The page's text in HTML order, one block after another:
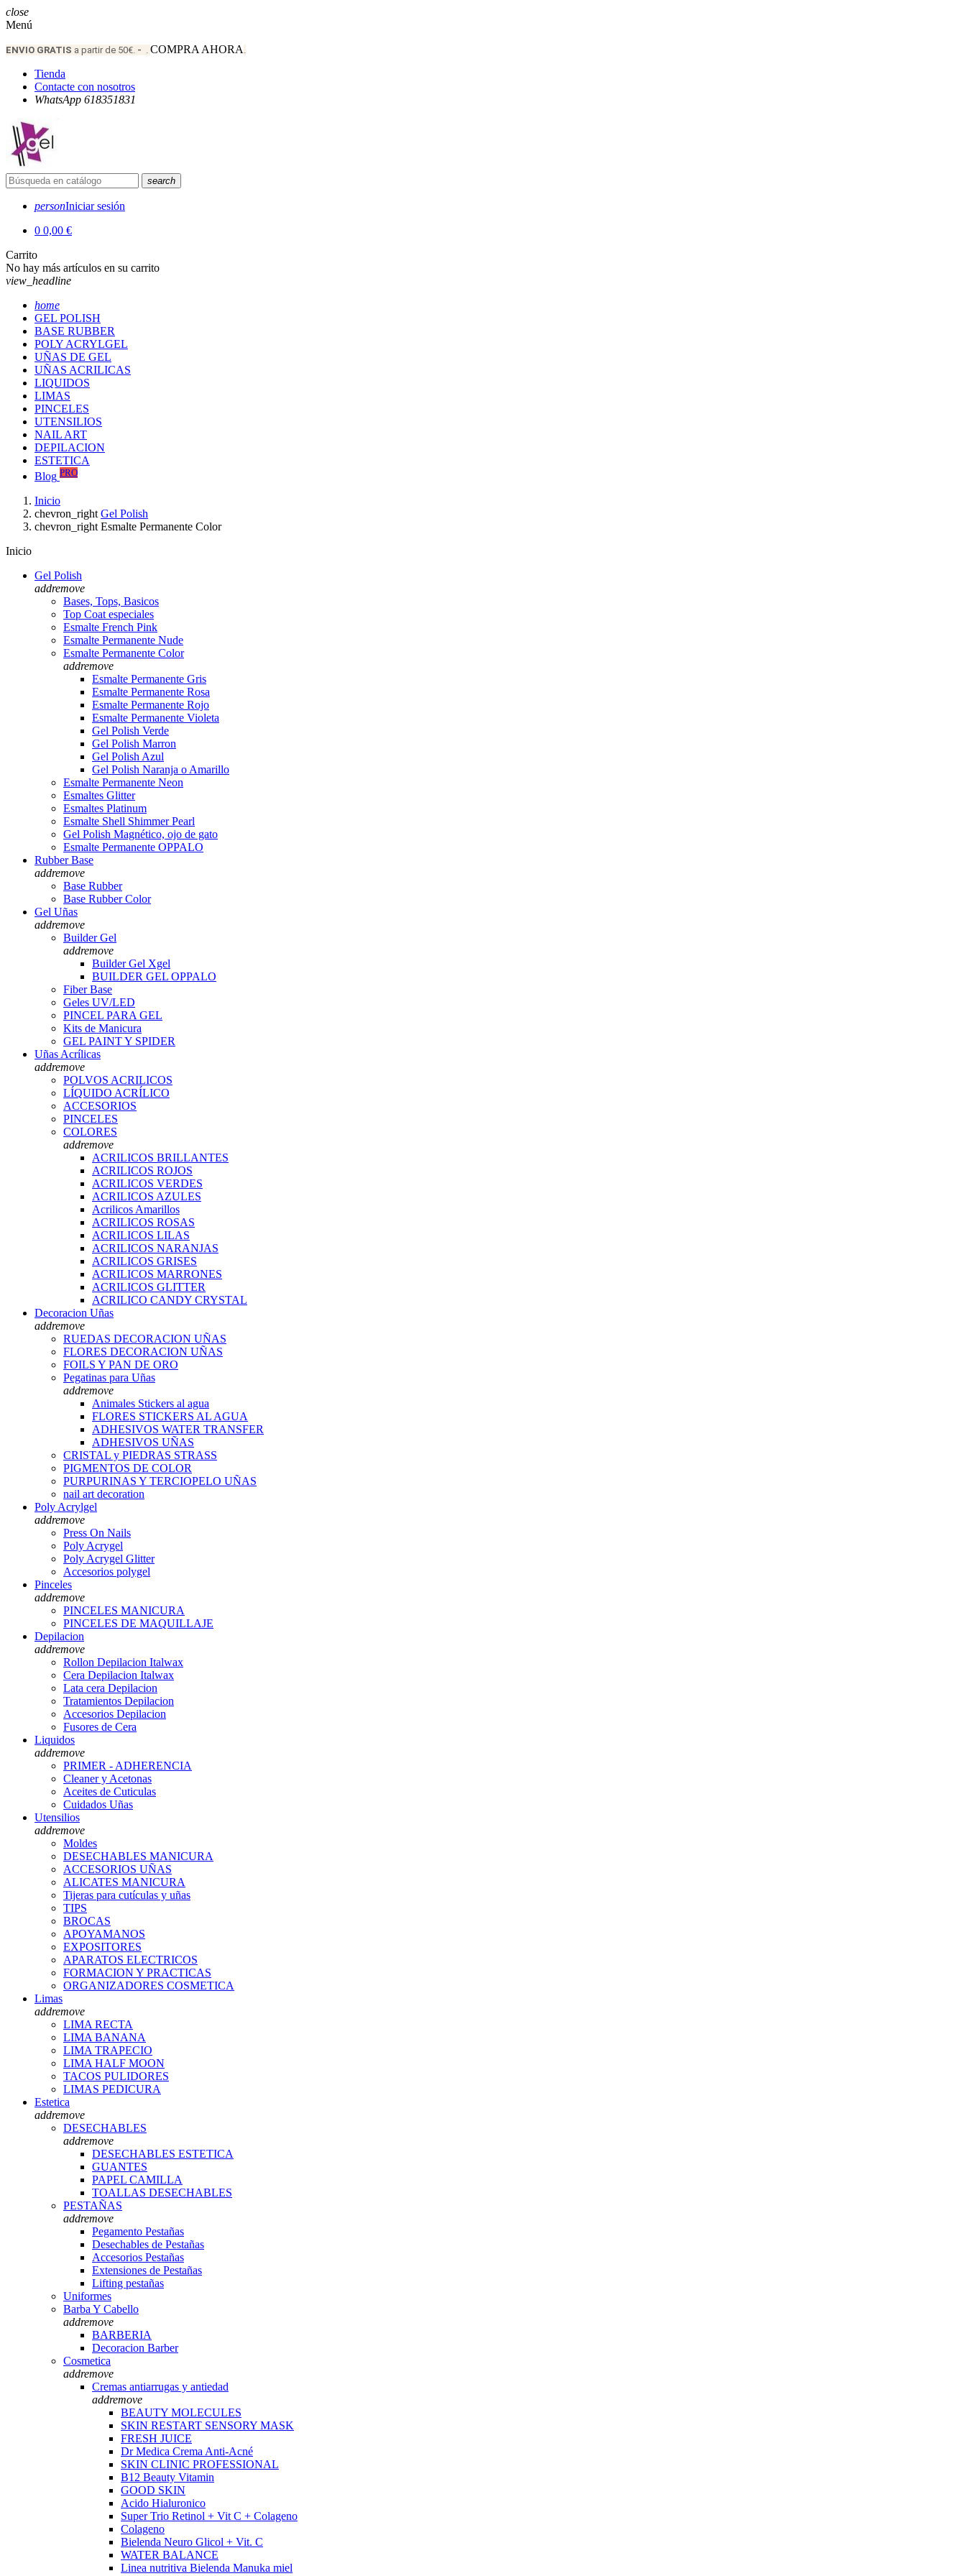
close
Menú
ENVIO GRATIS a partir de 50€. - . COMPRA AHORA .
Tienda
Contacte con nosotros
WhatsApp 618351831
search
personIniciar sesión
0 0,00 €
Carrito
No hay más artículos en su carrito
view_headline
home
GEL POLISH
BASE RUBBER
POLY ACRYLGEL
UÑAS DE GEL
UÑAS ACRILICAS
LIQUIDOS
LIMAS
PINCELES
UTENSILIOS
NAIL ART
DEPILACION
ESTETICA
Blog PRO
Inicio
chevron_right Gel Polish
chevron_right Esmalte Permanente Color
Inicio
Gel Polish
addremove
Bases, Tops, Basicos
Top Coat especiales
Esmalte French Pink
Esmalte Permanente Nude
Esmalte Permanente Color
addremove
Esmalte Permanente Gris
Esmalte Permanente Rosa
Esmalte Permanente Rojo
Esmalte Permanente Violeta
Gel Polish Verde
Gel Polish Marron
Gel Polish Azul
Gel Polish Naranja o Amarillo
Esmalte Permanente Neon
Esmaltes Glitter
Esmaltes Platinum
Esmalte Shell Shimmer Pearl
Gel Polish Magnético, ojo de gato
Esmalte Permanente OPPALO
Rubber Base
addremove
Base Rubber
Base Rubber Color
Gel Uñas
addremove
Builder Gel
addremove
Builder Gel Xgel
BUILDER GEL OPPALO
Fiber Base
Geles UV/LED
PINCEL PARA GEL
Kits de Manicura
GEL PAINT Y SPIDER
Uñas Acrílicas
addremove
POLVOS ACRILICOS
LÍQUIDO ACRÍLICO
ACCESORIOS
PINCELES
COLORES
addremove
ACRILICOS BRILLANTES
ACRILICOS ROJOS
ACRILICOS VERDES
ACRILICOS AZULES
Acrilicos Amarillos
ACRILICOS ROSAS
ACRILICOS LILAS
ACRILICOS NARANJAS
ACRILICOS GRISES
ACRILICOS MARRONES
ACRILICOS GLITTER
ACRILICO CANDY CRYSTAL
Decoracion Uñas
addremove
RUEDAS DECORACION UÑAS
FLORES DECORACION UÑAS
FOILS Y PAN DE ORO
Pegatinas para Uñas
addremove
Animales Stickers al agua
FLORES STICKERS AL AGUA
ADHESIVOS WATER TRANSFER
ADHESIVOS UÑAS
CRISTAL y PIEDRAS STRASS
PIGMENTOS DE COLOR
PURPURINAS Y TERCIOPELO UÑAS
nail art decoration
Poly Acrylgel
addremove
Press On Nails
Poly Acrygel
Poly Acrygel Glitter
Accesorios polygel
Pinceles
addremove
PINCELES MANICURA
PINCELES DE MAQUILLAJE
Depilacion
addremove
Rollon Depilacion Italwax
Cera Depilacion Italwax
Lata cera Depilacion
Tratamientos Depilacion
Accesorios Depilacion
Fusores de Cera
Liquidos
addremove
PRIMER - ADHERENCIA
Cleaner y Acetonas
Aceites de Cuticulas
Cuidados Uñas
Utensilios
addremove
Moldes
DESECHABLES MANICURA
ACCESORIOS UÑAS
ALICATES MANICURA
Tijeras para cutículas y uñas
TIPS
BROCAS
APOYAMANOS
EXPOSITORES
APARATOS ELECTRICOS
FORMACION Y PRACTICAS
ORGANIZADORES COSMETICA
Limas
addremove
LIMA RECTA
LIMA BANANA
LIMA TRAPECIO
LIMA HALF MOON
TACOS PULIDORES
LIMAS PEDICURA
Estetica
addremove
DESECHABLES
addremove
DESECHABLES ESTETICA
GUANTES
PAPEL CAMILLA
TOALLAS DESECHABLES
PESTAÑAS
addremove
Pegamento Pestañas
Desechables de Pestañas
Accesorios Pestañas
Extensiones de Pestañas
Lifting pestañas
Uniformes
Barba Y Cabello
addremove
BARBERIA
Decoracion Barber
Cosmetica
addremove
Cremas antiarrugas y antiedad
addremove
BEAUTY MOLECULES
SKIN RESTART SENSORY MASK
FRESH JUICE
Dr Medica Crema Anti-Acné
SKIN CLINIC PROFESSIONAL
B12 Beauty Vitamin
GOOD SKIN
Acido Hialuronico
Super Trio Retinol + Vit C + Colageno
Colageno
Bielenda Neuro Glicol + Vit. C
WATER BALANCE
Linea nutritiva Bielenda Manuka miel